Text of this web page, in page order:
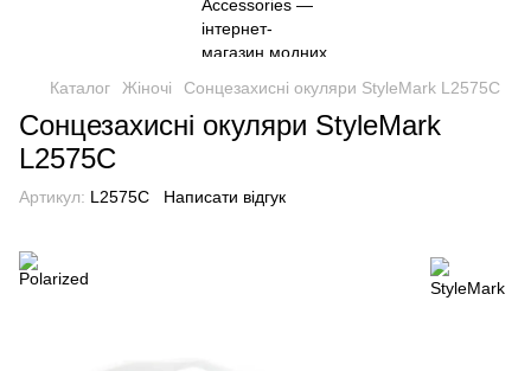
Каталог Жіночі Сонцезахисні окуляри StyleMark L2575C
Сонцезахисні окуляри StyleMark
L2575C
Артикул: L2575C Написати відгук